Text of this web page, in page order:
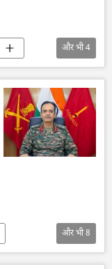
और भी4
और भी8